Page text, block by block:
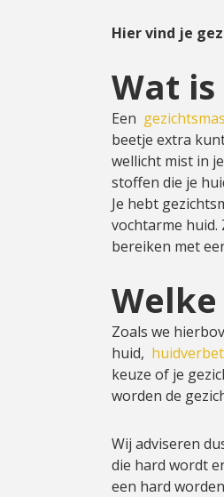
Travel
Nieuwe
Schrijf
Hier vind je
Wat
Een
beetje extra
wellicht mist in
stoffen die je
Je hebt
vochtarme huid.
bereiken met
Zoals we
huid,
keuze of je
worden de
Wij adviseren
die hard wordt
een hard